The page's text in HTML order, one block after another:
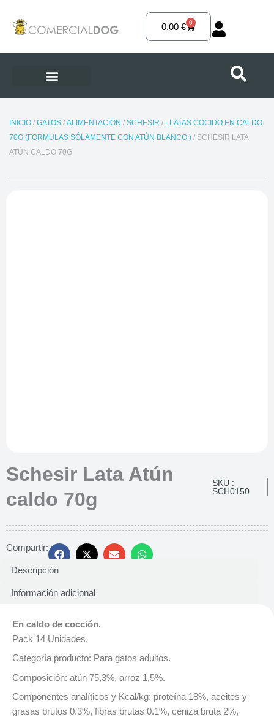
contenido
0,00€ 0
Carrito
INICIO/ GATOS/ ALIMENTACIÓN / SCHESIR / - LATAS COCIDO EN CALDO
70G (FORMULAS SÓLAMENTE CON ATÚN BLANCO )/ SCHESIR LATA
ATÚN CALDO 70G
Schesir Lata Atún
caldo 70g
SKU :
SCH0150
Compartir:
Descripción
Información adicional
En caldo de cocción.
Pack 14 Unidades.
Categoría producto: Para gatos adultos.
Composición: atún 75,3%, arroz 1,5%.
Componentes analíticos y Kcal/kg: proteína 18%, aceites y
grasas brutos 0.3%, fibras brutas 0.1%, ceniza bruta 2%,